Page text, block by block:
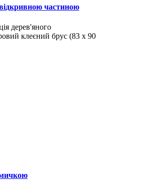
частиною
дерев'яного
клеєний брус (83 х 90